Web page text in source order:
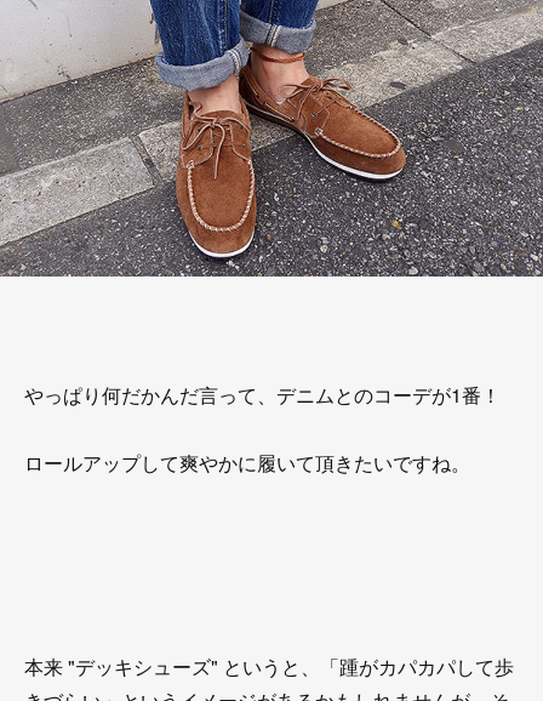
やっぱり何だかんだ言って、デニムとのコーデが1番！
ロールアップして爽やかに履いて頂きたいですね。
本来 "デッキシューズ" というと、「踵がカパカパして歩